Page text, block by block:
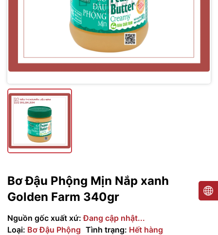
Bơ Đậu Phộng Mịn Nắp xanh
Golden Farm 340gr
Nguồn gốc xuất xứ: Đang cập nhật...
Loại: Bơ Đậu Phộng Tình trạng: Hết hàng